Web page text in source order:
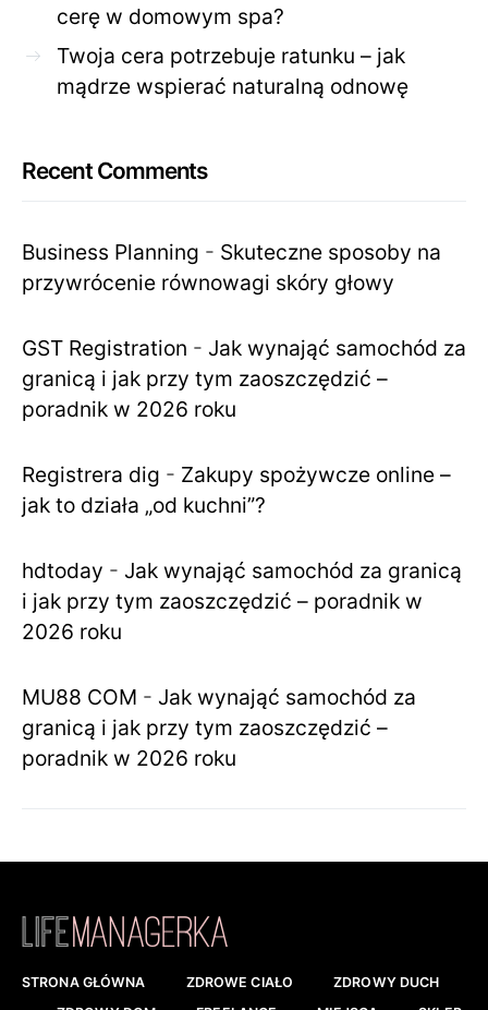
cerę w domowym spa?
Twoja cera potrzebuje ratunku – jak
mądrze wspierać naturalną odnowę
Recent Comments
Business Planning - Skuteczne sposoby na
przywrócenie równowagi skóry głowy
GST Registration - Jak wynająć samochód za
granicą i jak przy tym zaoszczędzić –
poradnik w 2026 roku
Registrera dig - Zakupy spożywcze online –
jak to działa „od kuchni”?
hdtoday - Jak wynająć samochód za granicą
i jak przy tym zaoszczędzić – poradnik w
2026 roku
MU88 COM - Jak wynająć samochód za
granicą i jak przy tym zaoszczędzić –
poradnik w 2026 roku
STRONA GŁÓWNA ZDROWE CIAŁO
ZDROWY DUCH